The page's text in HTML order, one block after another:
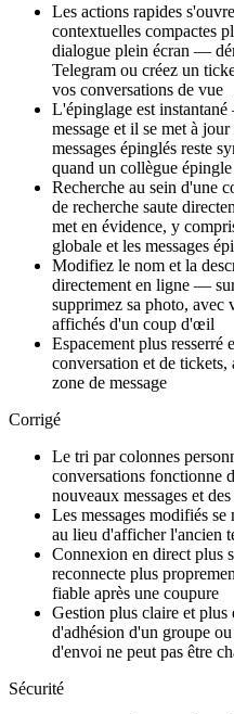
Les actions rapides
contextuelles compactes
dialogue plein écran —
Telegram ou créez un
vos conversations de vue
L'épinglage est
message et il se met à
messages épinglés reste
quand un collègue
Recherche au sein d'une
de recherche saute
met en évidence, y
globale et les messages
Modifiez le nom et la
directement en ligne —
supprimez sa photo, avec
affichés d'un coup d'œil
Espacement plus resserré
conversation et de
zone de message
Corrigé
Le tri par colonnes
conversations fonctionne
nouveaux messages et
Les messages modifiés
au lieu d'afficher l'ancien
Connexion en direct plus
reconnecte plus
fiable après une coupure
Gestion plus claire et plus
d'adhésion d'un groupe
d'envoi ne peut pas être
Sécurité